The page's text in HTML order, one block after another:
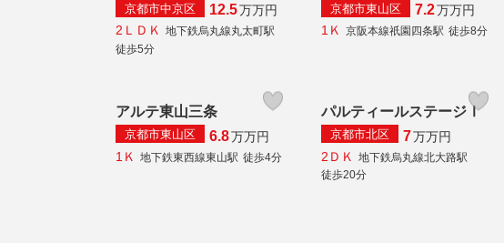
京都市中京区 12.5万万円
2ＬＤＫ 地下鉄烏丸線丸太町駅
徒歩5分
京都市東山区 7.2万万円
1Ｋ 京阪本線祇園四条駅 徒歩8分
アルテ東山三条
京都市東山区 6.8万万円
1Ｋ
地下鉄東西線東山駅 徒歩4分
パルティールステージⅠ
京都市北区 7万万円
2ＤＫ
地下鉄烏丸線北大路駅
徒歩20分